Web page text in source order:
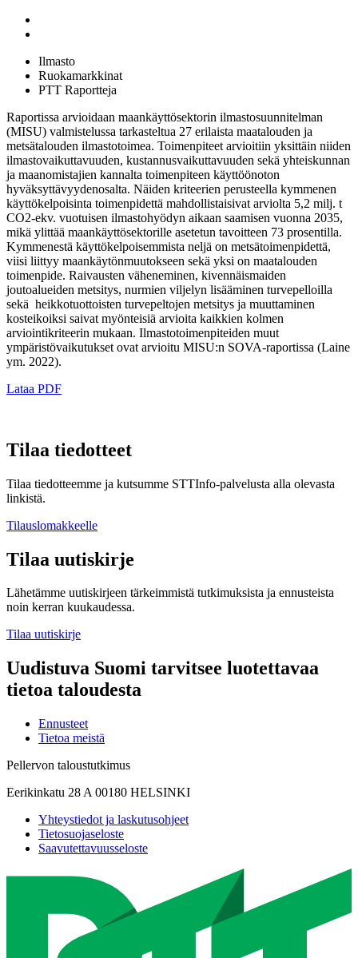
Ilmasto
Ruokamarkkinat
PTT Raportteja
Raportissa arvioidaan maankäyttösektorin ilmastosuunnitelman
(MISU) valmistelussa tarkasteltua 27 erilaista maatalouden ja
metsätalouden ilmastotoimea. Toimenpiteet arvioitiin yksittäin niiden
ilmastovaikuttavuuden, kustannusvaikuttavuuden sekä yhteiskunnan
ja maanomistajien kannalta toimenpiteen käyttöönoton
hyväksyttävyydenosalta. Näiden kriteerien perusteella kymmenen
käyttökelpoisinta toimenpidettä mahdollistaisivat arviolta 5,2 milj. t
CO2-ekv. vuotuisen ilmastohyödyn aikaan saamisen vuonna 2035,
mikä ylittää maankäyttösektorille asetetun tavoitteen 73 prosentilla.
Kymmenestä käyttökelpoisemmista neljä on metsätoimenpidettä,
viisi liittyy maankäytönmuutokseen sekä yksi on maatalouden
toimenpide. Raivausten väheneminen, kivennäismaiden
joutoalueiden metsitys, nurmien viljelyn lisääminen turvepelloilla
sekä heikkotuottoisten turvepeltojen metsitys ja muuttaminen
kosteikoiksi saivat myönteisiä arvioita kaikkien kolmen
arviointikriteerin mukaan. Ilmastotoimenpiteiden muut
ympäristövaikutukset ovat arvioitu MISU:n SOVA-raportissa (Laine
ym. 2022).
Lataa PDF
Tilaa tiedotteet
Tilaa tiedotteemme ja kutsumme STTInfo-palvelusta alla olevasta
linkistä.
Tilauslomakkeelle
Tilaa uutiskirje
Lähetämme uutiskirjeen tärkeimmistä tutkimuksista ja ennusteista
noin kerran kuukaudessa.
Tilaa uutiskirje
Uudistuva Suomi tarvitsee luotettavaa
tietoa taloudesta
Ennusteet
Tietoa meistä
Pellervon taloustutkimus
Eerikinkatu 28 A 00180 HELSINKI
Yhteystiedot ja laskutusohjeet
Tietosuojaseloste
Saavutettavuusseloste